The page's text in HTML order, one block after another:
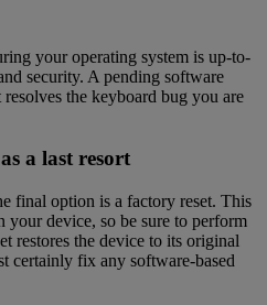
your operating system is up-to-
security. A pending software
the keyboard bug you are
a last resort
final option is a factory reset. This
your device, so be sure to perform
restores the device to its original
certainly fix any software-based